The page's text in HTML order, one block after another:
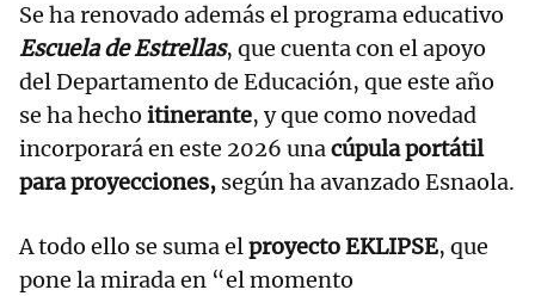
Se ha renovado además el programa educativo
Escuela de Estrellas, que cuenta con el apoyo
del Departamento de Educación, que este año
se ha hecho itinerante, y que como novedad
incorporará en este 2026 unacúpula portátil
para proyecciones, según ha avanzado Esnaola.
A todo ello se suma elproyecto EKLIPSE, que
pone la mirada en “el momento